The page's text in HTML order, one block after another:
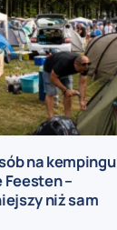
na kempingu
–
niż sam